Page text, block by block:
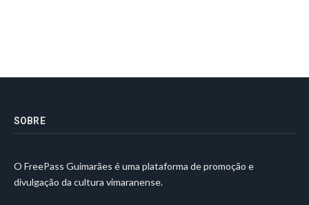
SOBRE
O FreePass Guimarães é uma plataforma de promoção e
divulgação da cultura vimaranense.